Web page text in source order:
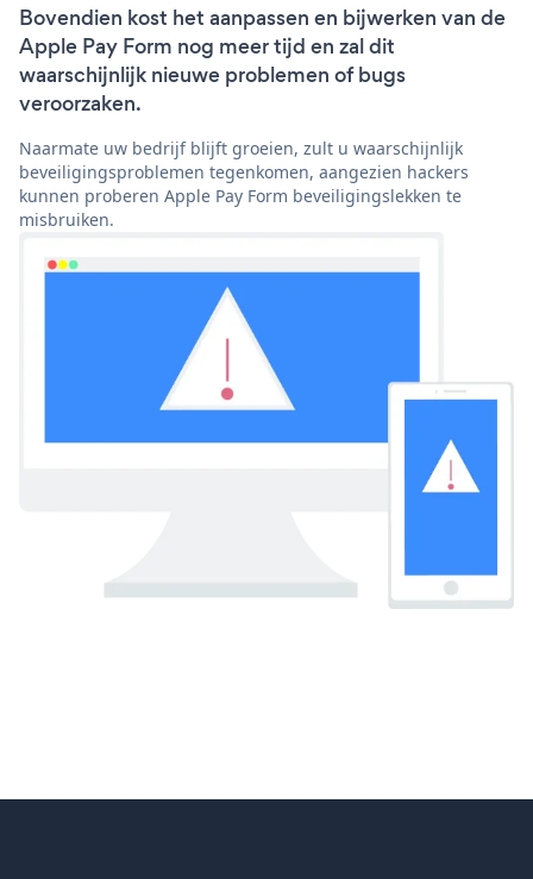
Bovendien kost het aanpassen en bijwerken van de
Apple Pay Form nog meer tijd en zal dit
waarschijnlijk nieuwe problemen of bugs
veroorzaken.
Naarmate uw bedrijf blijft groeien, zult u waarschijnlijk
beveiligingsproblemen tegenkomen, aangezien hackers
kunnen proberen Apple Pay Form beveiligingslekken te
misbruiken.